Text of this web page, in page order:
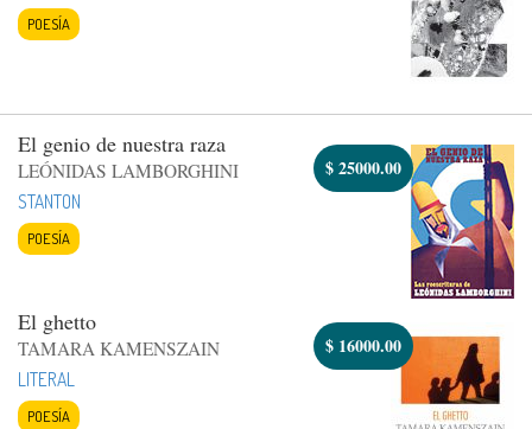
POESÍA
El genio de nuestra raza
LEÓNIDAS LAMBORGHINI
STANTON
POESÍA
$25000.00
El ghetto
TAMARA KAMENSZAIN
LITERAL
POESÍA
$ 16000.00